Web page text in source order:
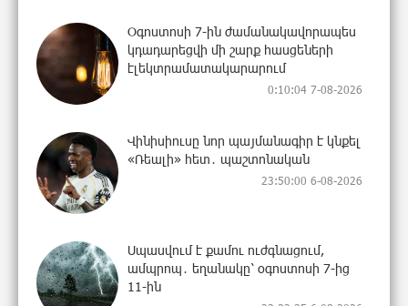
Օգոստոսի 7-ին ժամանակավորապես
կդադարեցվի մի շարք հասցեների
էլեկտրամատակարարում
0:10:04 7-08-2026
Վինիսիուսը նոր պայմանագիր է կնքել
«Ռեալի» հետ․ պաշտոնական
23:50:00 6-08-2026
Սպասվում է քամու ուժգնացում,
ամպրոպ․ եղանակը՝ օգոստոսի 7-ից
11-ին